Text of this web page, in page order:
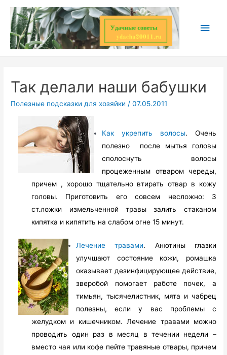
Перейти
содержимому
Так делали наши бабушки
Полезные подсказки для хозяйки /07.05.2011
Как укрепить волосы. Очень
полезно после мытья головы
сполоснуть волосы
процеженным отваром череды,
причем , хорошо тщательно втирать отвар в кожу
головы. Приготовить его совсем несложно: 3
ст.ложки измельченной травы залить стаканом
кипятка и кипятить на слабом огне 15 минут.
Лечение травами. Анютины глазки
улучшают состояние кожи, ромашка
оказывает дезинфицирующее действие,
зверобой помогает работе почек, а
тимьян, тысячелистник, мята и чабрец
полезны, если у вас проблемы с
желудком и кишечником. Лечение травами можно
проводить один раз в месяц в течении недели –
вместо чая или кофе пейте травяные отвары, причем